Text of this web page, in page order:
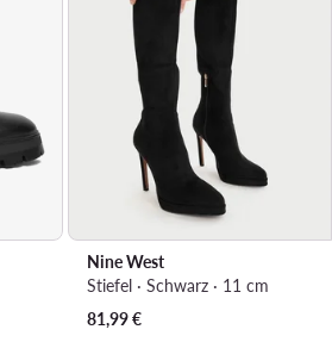
Nine West
Stiefel · Schwarz · 11 cm
81,99€